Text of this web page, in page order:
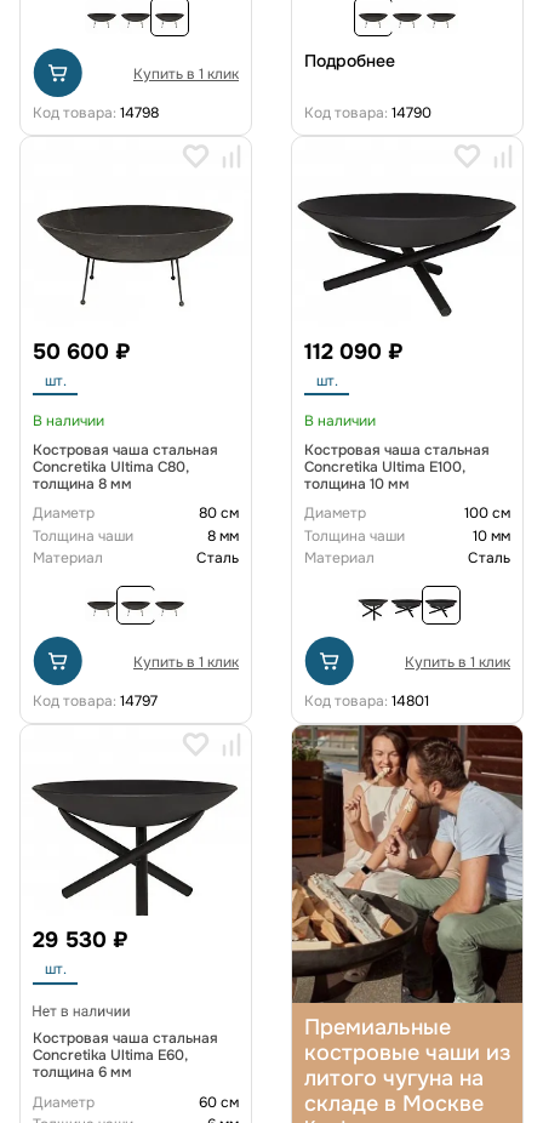
Купить в 1 клик
Код товара: 14798
Подробнее
Код товара: 14790
50 600 ₽
шт.
В наличии
Костровая чаша стальная
Concretika Ultima C80,
толщина 8 мм
Диаметр
80 см
Толщина чаши
8 мм
Материал
Сталь
Купить в 1 клик
Код товара: 14797
112 090 ₽
шт.
В наличии
Костровая чаша стальная
Concretika Ultima E100,
толщина 10 мм
Диаметр
100 см
Толщина чаши
10 мм
Материал
Сталь
Купить в 1 клик
Код товара: 14801
29 530 ₽
шт.
Костровая чаша стальная
Concretika Ultima E60,
толщина 6 мм
Диаметр
60 см
Премиальные
костровые чаши из
литого чугуна на
складе в Москве